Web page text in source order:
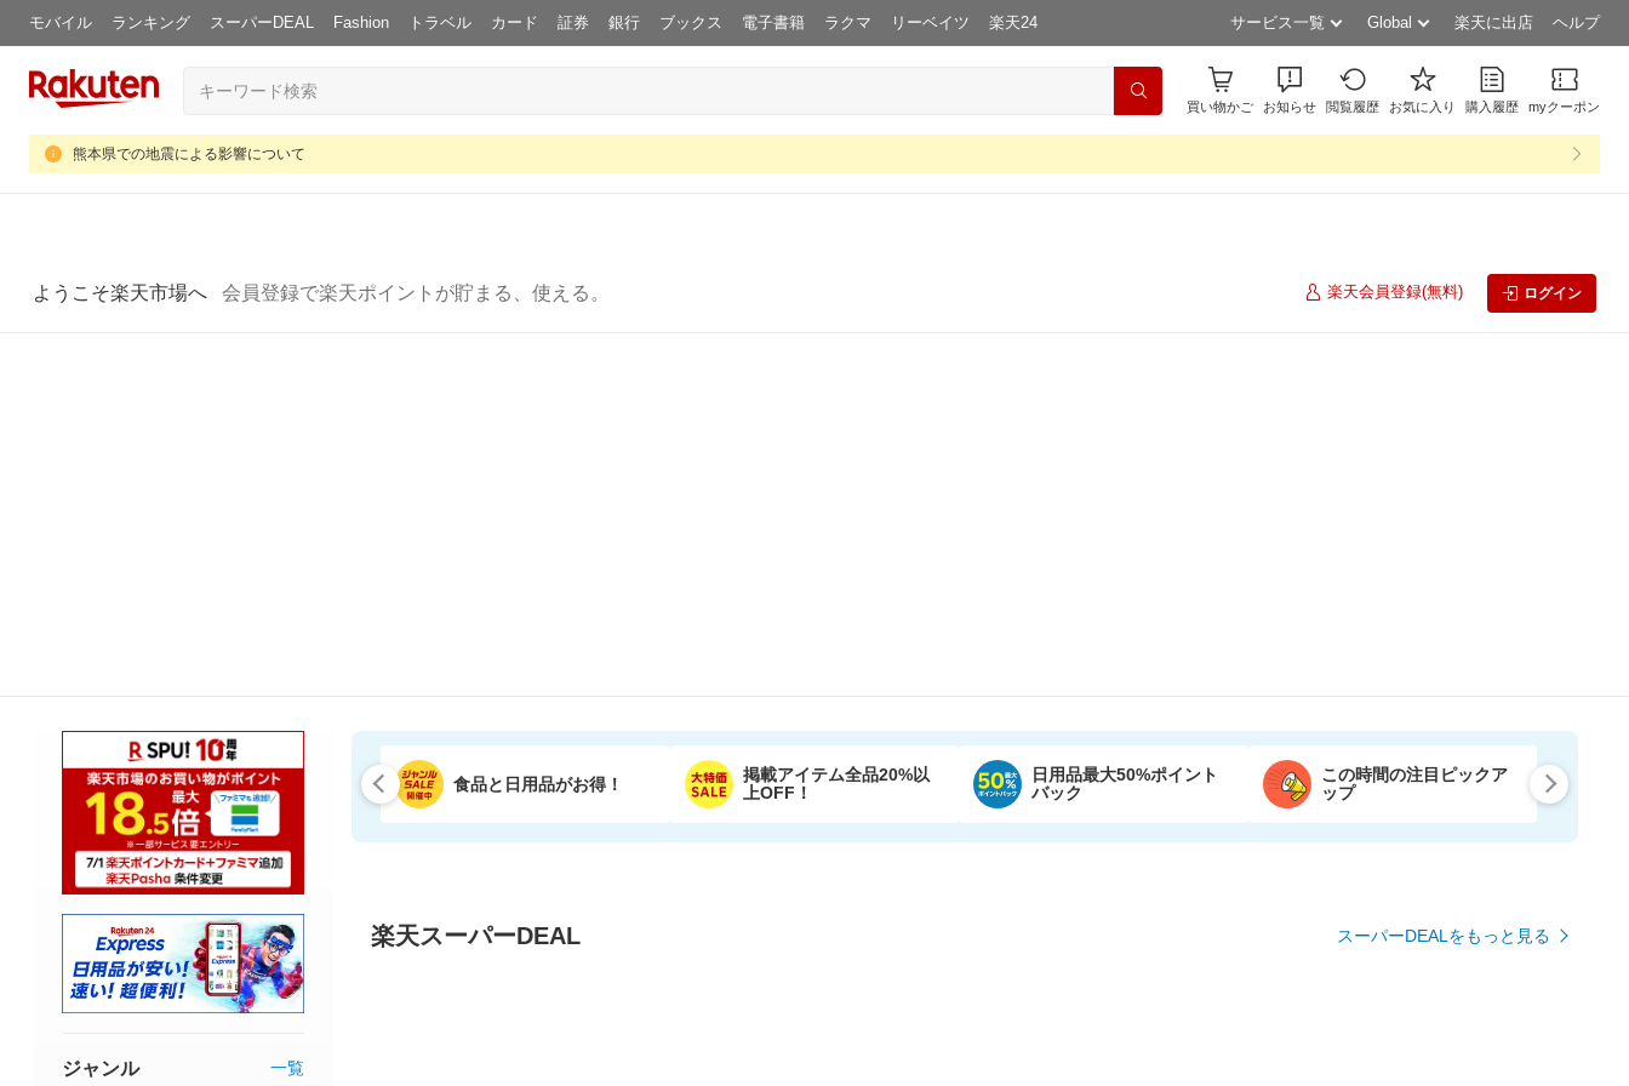
モバイル ランキング スーパーDEAL Fashion トラベル カード 証券 銀行 ブックス 電子書籍 ラクマ リーベイツ 楽天24 サービス一覧 Global 楽天に出店 ヘルプ
買い物かご お知らせ 閲覧履歴 お気に入り 購入履歴 myクーポン
熊本県での地震による影響について
ようこそ楽天市場へ 会員登録で楽天ポイントが貯まる、使える。 楽天会員登録(無料) ログイン
食品と日用品がお得！
掲載アイテム全品20%以
上OFF！
日用品最大50%ポイント
バック
この時間の注目ピックア
ップ
楽天スーパーDEAL スーパーDEALをもっと見る
ジャンル 一覧